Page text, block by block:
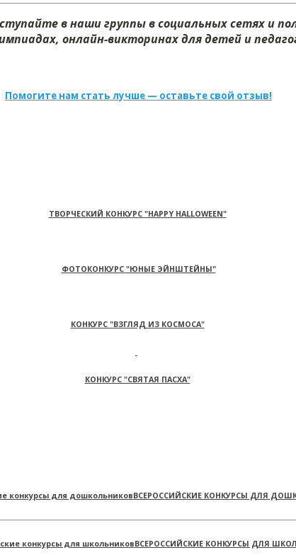
в наши группы в социальных сетях и
онлайн-викторинах для детей и
Помогите нам стать лучше — оставьте свой отзыв!
ТВОРЧЕСКИЙ КОНКУРС "HAPPY HALLOWEEN"
ФОТОКОНКУРС "ЮНЫЕ ЭЙНШТЕЙНЫ"
КОНКУРС "ВЗГЛЯД ИЗ КОСМОСА"
КОНКУРС "СВЯТАЯ ПАСХА"
ВСЕРОССИЙСКИЕ КОНКУРСЫ ДЛЯ
ВСЕРОССИЙСКИЕ КОНКУРСЫ ДЛЯ